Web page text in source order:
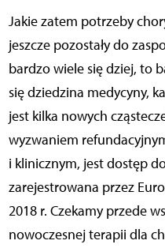
Jakie zatem potrzeby
jeszcze pozostały do
bardzo wiele się dziej, to
się dziedzina medycyny,
jest kilka nowych
wyzwaniem
i klinicznym, jest dostęp
zarejestrowana przez
2018 r. Czekamy przede
nowoczesnej terapii dla